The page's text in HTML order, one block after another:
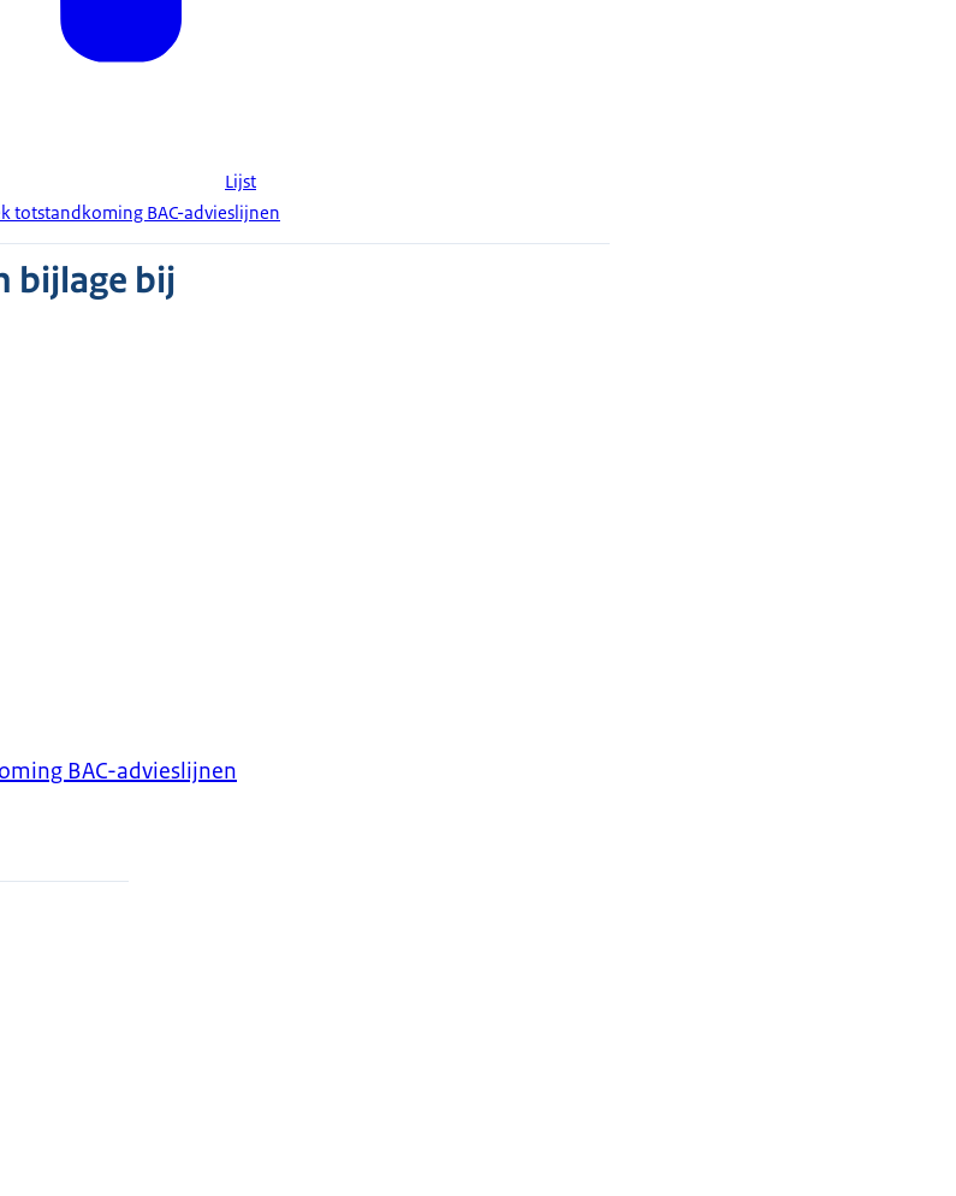
Lijst
totstandkoming BAC-advieslijnen
bijlage bij
BAC-advieslijnen